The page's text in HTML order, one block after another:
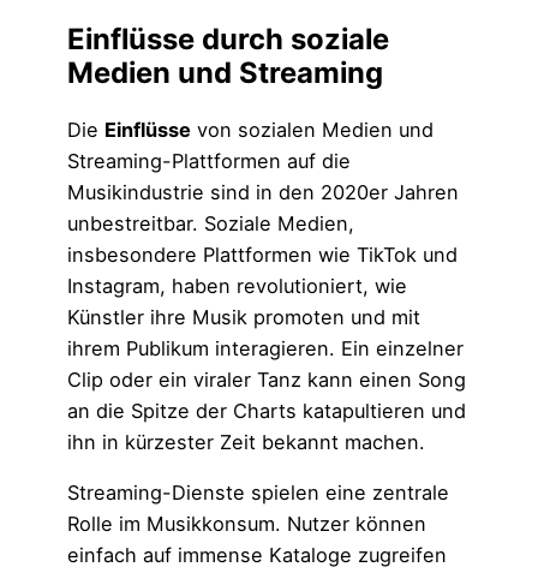
Einflüsse durch soziale
Medien und Streaming
Die Einflüsse von sozialen Medien und
Streaming-Plattformen auf die
Musikindustrie sind in den 2020er Jahren
unbestreitbar. Soziale Medien,
insbesondere Plattformen wie TikTok und
Instagram, haben revolutioniert, wie
Künstler ihre Musik promoten und mit
ihrem Publikum interagieren. Ein einzelner
Clip oder ein viraler Tanz kann einen Song
an die Spitze der Charts katapultieren und
ihn in kürzester Zeit bekannt machen.
Streaming-Dienste spielen eine zentrale
Rolle im Musikkonsum. Nutzer können
einfach auf immense Kataloge zugreifen